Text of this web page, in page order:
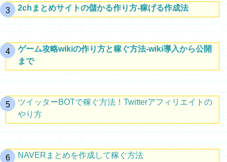
2chまとめサイトの儲かる作り方-稼げる作成法
ゲーム攻略wikiの作り方と稼ぐ方法-wiki導入から公開
まで
ツイッターBOTで稼ぐ方法！Twitterアフィリエイトの
やり方
NAVERまとめを作成して稼ぐ方法